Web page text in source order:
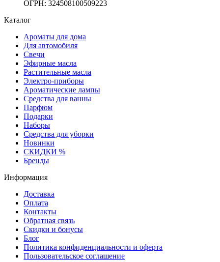
ОГРН: 324508100509223
Каталог
Ароматы для дома
Для автомобиля
Свечи
Эфирные масла
Растительные масла
Электро-приборы
Ароматические лампы
Средства для ванны
Парфюм
Подарки
Наборы
Средства для уборки
Новинки
СКИДКИ %
Бренды
Информация
Доставка
Оплата
Контакты
Обратная связь
Скидки и бонусы
Блог
Политика конфиденциальности и оферта
Пользовательское соглашение